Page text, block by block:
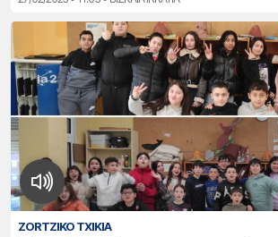
ZORTZIKO TXIKIA